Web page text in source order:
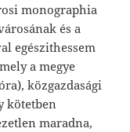
monographia
és a
egészithessem
a megye
közgazdasági
kötetben
maradna,